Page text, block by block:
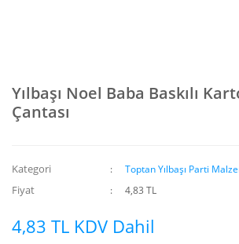
Yılbaşı Noel Baba Baskılı
Çantası
Kategori Toptan Yılbaşı Parti
Fiyat 4,83 TL
4,83 TL KDV Dahil